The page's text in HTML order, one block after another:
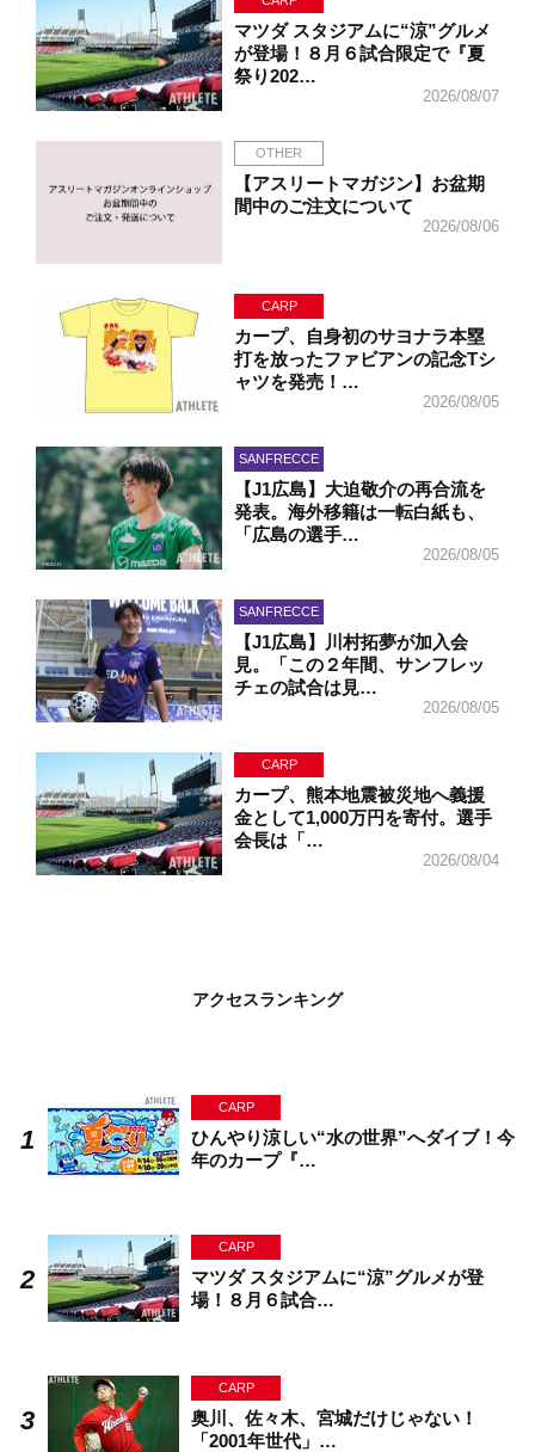
マツダ スタジアムに“涼”グルメ
が登場！８月６試合限定で『夏
祭り202…
2026/08/07
OTHER
【アスリートマガジン】お盆期
間中のご注文について
2026/08/06
CARP
カープ、自身初のサヨナラ本塁
打を放ったファビアンの記念Tシ
ャツを発売！…
2026/08/05
SANFRECCE
【J1広島】大迫敬介の再合流を
発表。海外移籍は一転白紙も、
「広島の選手…
2026/08/05
SANFRECCE
【J1広島】川村拓夢が加入会
見。「この２年間、サンフレッ
チェの試合は見…
2026/08/05
CARP
カープ、熊本地震被災地へ義援
金として1,000万円を寄付。選手
会長は「…
2026/08/04
アクセスランキング
CARP
ひんやり涼しい“水の世界”へダイブ！今
年のカープ『…
CARP
マツダ スタジアムに“涼”グルメが登
場！８月６試合…
CARP
奥川、佐々木、宮城だけじゃない！
「2001年世代」…